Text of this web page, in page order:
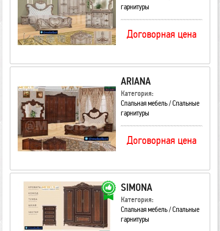
гарнитуры
Договорная цена
ARIANA
Категория:
Спальная мебель / Спальные
гарнитуры
Договорная цена
SIMONA
Категория:
Спальная мебель / Спальные
гарнитуры